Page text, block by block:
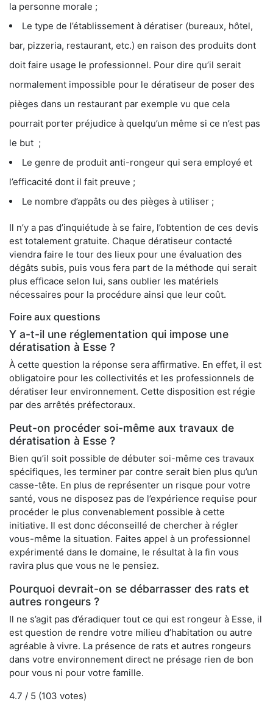
la personne morale ;
Le type de l’établissement à dératiser (bureaux, hôtel,
bar, pizzeria, restaurant, etc.) en raison des produits dont
doit faire usage le professionnel. Pour dire qu’il serait
normalement impossible pour le dératiseur de poser des
pièges dans un restaurant par exemple vu que cela
pourrait porter préjudice à quelqu’un même si ce n’est pas
le but ;
Le genre de produit anti-rongeur qui sera employé et
l’efficacité dont il fait preuve ;
Le nombre d’appâts ou des pièges à utiliser ;
Il n’y a pas d’inquiétude à se faire, l’obtention de ces devis
est totalement gratuite. Chaque dératiseur contacté
viendra faire le tour des lieux pour une évaluation des
dégâts subis, puis vous fera part de la méthode qui serait
plus efficace selon lui, sans oublier les matériels
nécessaires pour la procédure ainsi que leur coût.
Foire aux questions
Y a-t-il une réglementation qui impose une
dératisation à Esse ?
À cette question la réponse sera affirmative. En effet, il est
obligatoire pour les collectivités et les professionnels de
dératiser leur environnement. Cette disposition est régie
par des arrêtés préfectoraux.
Peut-on procéder soi-même aux travaux de
dératisation à Esse ?
Bien qu’il soit possible de débuter soi-même ces travaux
spécifiques, les terminer par contre serait bien plus qu’un
casse-tête. En plus de représenter un risque pour votre
santé, vous ne disposez pas de l’expérience requise pour
procéder le plus convenablement possible à cette
initiative. Il est donc déconseillé de chercher à régler
vous-même la situation. Faites appel à un professionnel
expérimenté dans le domaine, le résultat à la fin vous
ravira plus que vous ne le pensiez.
Pourquoi devrait-on se débarrasser des rats et
autres rongeurs ?
Il ne s’agit pas d’éradiquer tout ce qui est rongeur à Esse, il
est question de rendre votre milieu d’habitation ou autre
agréable à vivre. La présence de rats et autres rongeurs
dans votre environnement direct ne présage rien de bon
pour vous ni pour votre famille.
4.7 / 5 (103 votes)